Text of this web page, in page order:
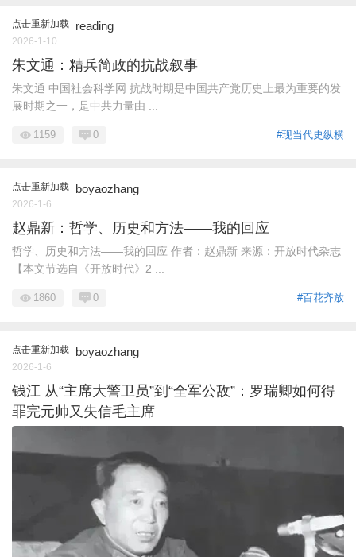
点击重新加载 reading
2026-1-10
朱文通：精兵简政的抗战叙事
朱文通 中国社会科学网 抗战时期是中国共产党历史上最为重要的发
展时期之一，是中共力量由 ...
#现当代史纵横
1159 0
点击重新加载 boyaozhang
2026-1-6
赵鼎新：哲学、历史和方法——我的回应
哲学、历史和方法——我的回应 作者：赵鼎新 来源：开放时代杂志
【本文节选自《开放时代》2 ...
#百花齐放
1860 0
点击重新加载 boyaozhang
2026-1-6
钱江 从“主席大警卫员”到“全军公敌”：罗瑞卿如何得
罪完元帅又失信毛主席